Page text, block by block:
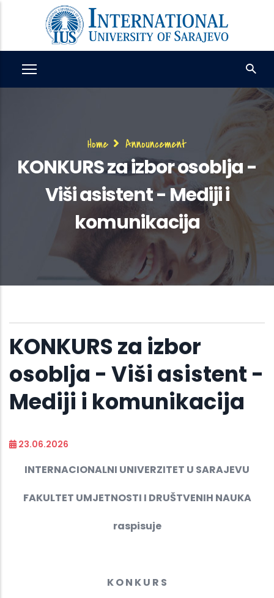
content
Breadcrumb
Home Announcement
KONKURS za izbor osoblja -
Viši asistent - Mediji i
komunikacija
KONKURS za izbor
osoblja - Viši asistent -
Mediji i komunikacija
23.06.2026
INTERNACIONALNI UNIVERZITET U SARAJEVU
FAKULTET UMJETNOSTI I DRUŠTVENIH NAUKA
raspisuje
K O N K U R S